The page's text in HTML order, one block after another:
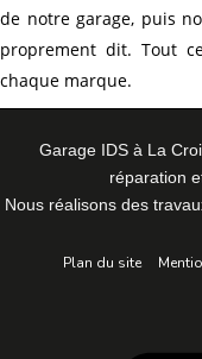
de notre garage, puis
proprement dit. Tout
chaque marque.
Garage IDS à La
réparation
Nous réalisons des
Plan du site